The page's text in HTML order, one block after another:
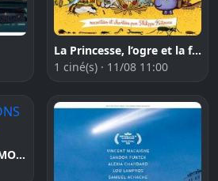
La Princesse, l’ogre et la fourmi [Ma première séance]
1 ciné(s) · 11/08 11:00
DES MINIONS ET DES MONSTRES